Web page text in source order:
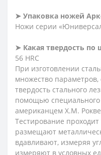
➤ Упаковка ножей
Ножи серии
➤ Какая твердость по
56 HRC
При изготовлении
множество
твердость стального
помощью специального
американцем Х.М.
Тестирование
размещают
вдавливают, измеряя
измеряют в условных